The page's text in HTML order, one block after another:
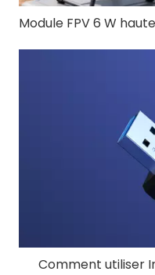
Comment utiliser